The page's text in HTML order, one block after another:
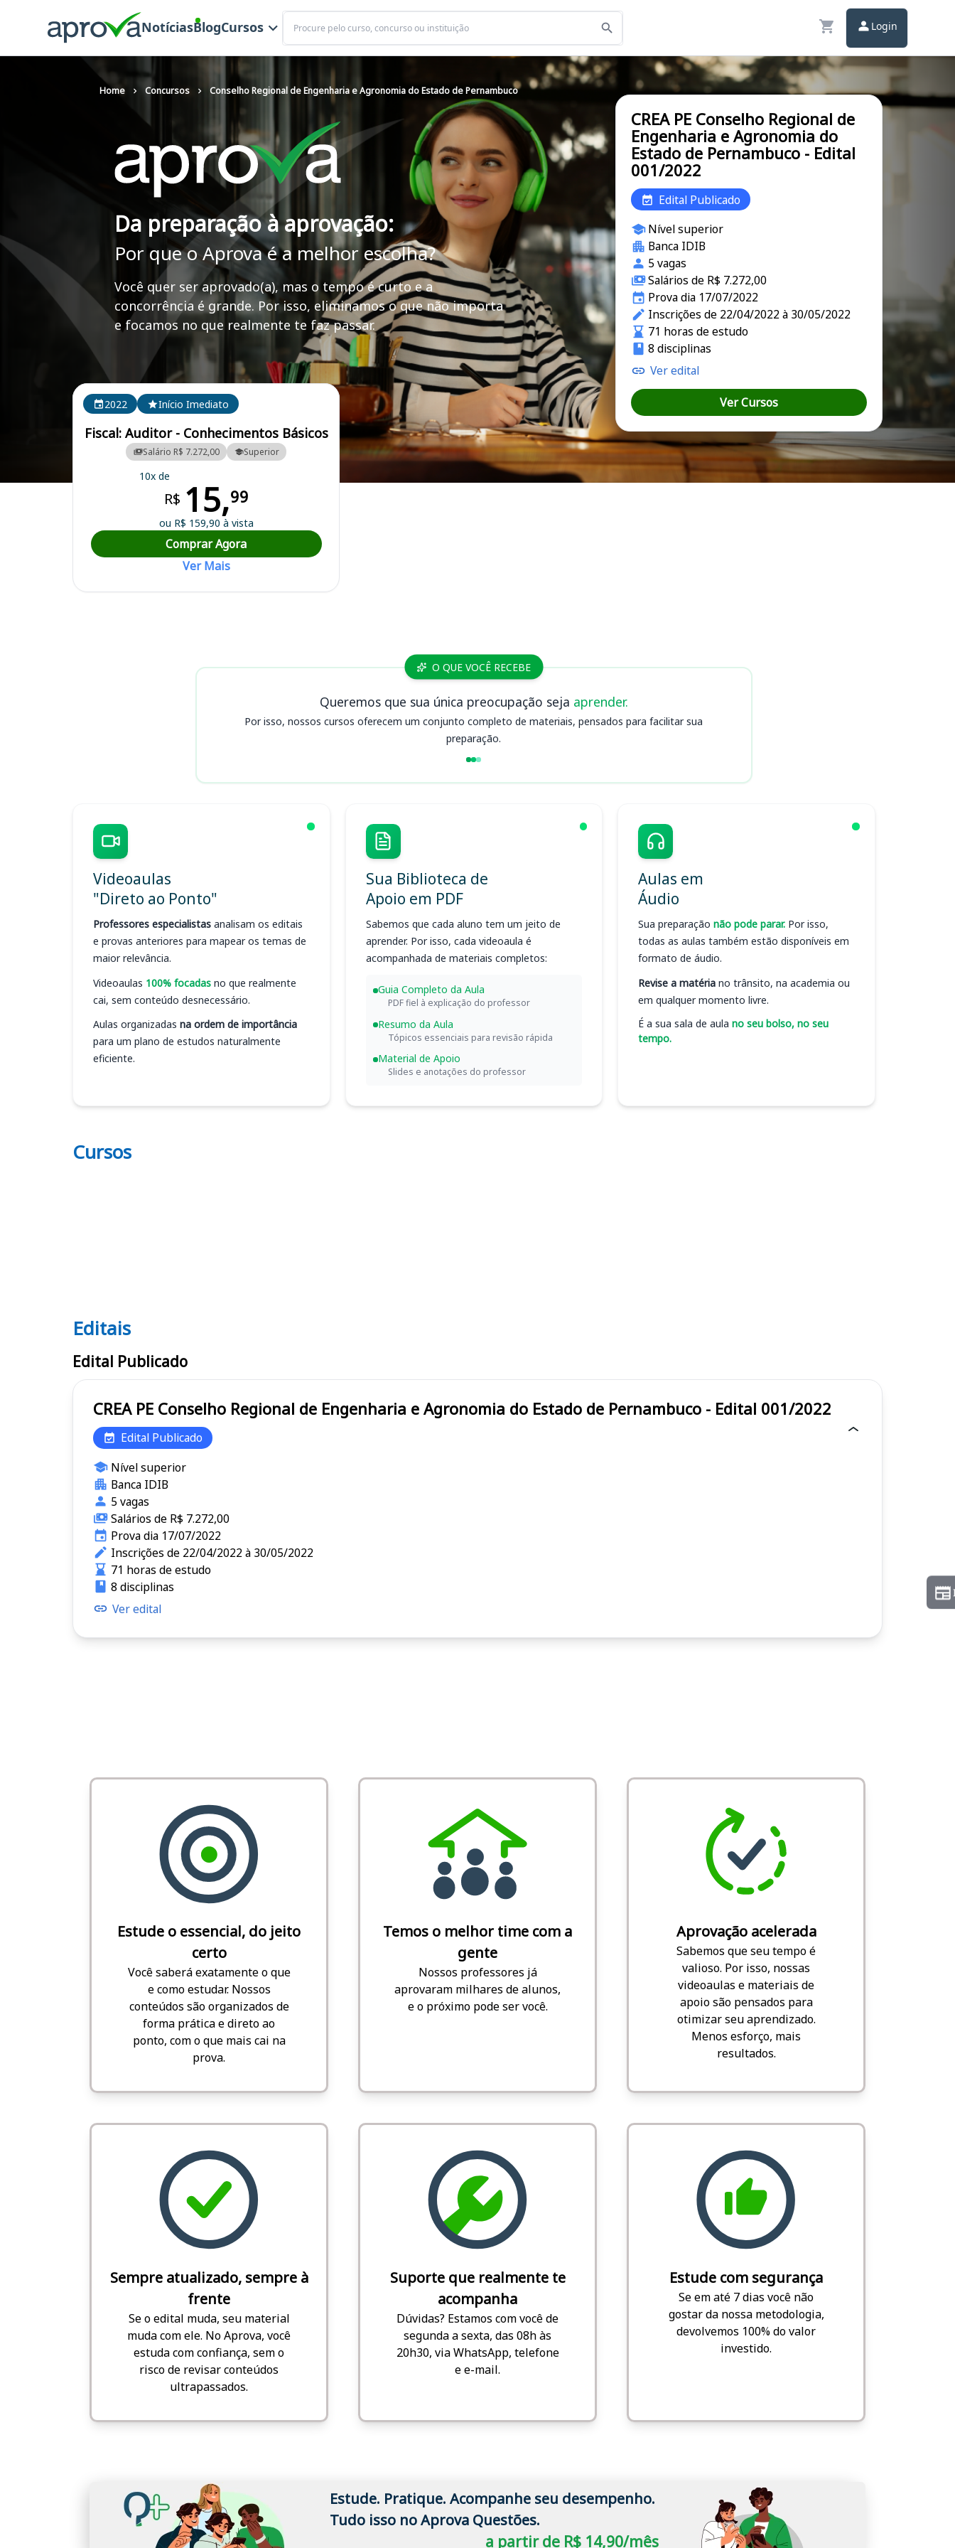
NotíciasBlogCursos
Buscar
Login
Home Concursos Conselho Regional de Engenharia e Agronomia do Estado de Pernambuco
Da preparação à aprovação:
Por que o Aprova é a melhor escolha?
Você quer ser aprovado(a), mas o tempo é curto e a
concorrência é grande. Por isso, eliminamos o que não importa
e focamos no que realmente te faz passar.
Curso Preparatório para o Concurso CREA PE - Conselho Regional de Engenharia e Agronomia do Estado de Pernambuco
Cursos em destaque para passar no concurso CREA PE
2022
Início Imediato
Fiscal: Auditor - Conhecimentos Básicos
Salário R$ 7.272,00 Superior
10x de
R$ 15,99
ou R$ 159,90 à vista
Comprar Agora
Ver Mais
CREA PE Conselho Regional de
Engenharia e Agronomia do
Estado de Pernambuco - Edital
001/2022
Edital Publicado
Nível superior
Banca IDIB
5 vagas
Salários de R$ 7.272,00
Prova dia 17/07/2022
Inscrições de 22/04/2022 à 30/05/2022
71 horas de estudo
8 disciplinas
Ver edital
Ver Cursos
Cursos CREA PE O QUE VOCÊ RECEBE
Queremos que sua única preocupação seja aprender.
Por isso, nossos cursos oferecem um conjunto completo de materiais, pensados para facilitar sua
preparação.
Videoaulas
"Direto ao Ponto"
Professores especialistas analisam os editais
e provas anteriores para mapear os temas de
maior relevância.
Videoaulas 100% focadas no que realmente
cai, sem conteúdo desnecessário.
Aulas organizadas na ordem de importância
para um plano de estudos naturalmente
eficiente.
Sua Biblioteca de
Apoio em PDF
Sabemos que cada aluno tem um jeito de
aprender. Por isso, cada videoaula é
acompanhada de materiais completos:
Guia Completo da Aula
PDF fiel à explicação do professor
Resumo da Aula
Tópicos essenciais para revisão rápida
Material de Apoio
Slides e anotações do professor
Aulas em
Áudio
Sua preparação não pode parar. Por isso,
todas as aulas também estão disponíveis em
formato de áudio.
Revise a matéria no trânsito, na academia ou
em qualquer momento livre.
É a sua sala de aula no seu bolso, no seu
tempo.
Cursos
Editais CREA PE
Editais
Edital Publicado
CREA PE Conselho Regional de Engenharia e Agronomia do Estado de Pernambuco - Edital 001/2022
Edital Publicado
Nível superior
Banca IDIB
5 vagas
Salários de R$ 7.272,00
Prova dia 17/07/2022
Inscrições de 22/04/2022 à 30/05/2022
71 horas de estudo
8 disciplinas
Ver edital
Estude o essencial, do jeito
certo
Você saberá exatamente o que
e como estudar. Nossos
conteúdos são organizados de
forma prática e direto ao
ponto, com o que mais cai na
prova.
Temos o melhor time com a
gente
Nossos professores já
aprovaram milhares de alunos,
e o próximo pode ser você.
Aprovação acelerada
Sabemos que seu tempo é
valioso. Por isso, nossas
videoaulas e materiais de
apoio são pensados para
otimizar seu aprendizado.
Menos esforço, mais
resultados.
Sempre atualizado, sempre à
frente
Se o edital muda, seu material
muda com ele. No Aprova, você
estuda com confiança, sem o
risco de revisar conteúdos
ultrapassados.
Suporte que realmente te
acompanha
Dúvidas? Estamos com você de
segunda a sexta, das 08h às
20h30, via WhatsApp, telefone
e e-mail.
Estude com segurança
Se em até 7 dias você não
gostar da nossa metodologia,
devolvemos 100% do valor
investido.
Estude. Pratique. Acompanhe seu desempenho.
Tudo isso no Aprova Questões.
a partir de R$ 14,90/mês